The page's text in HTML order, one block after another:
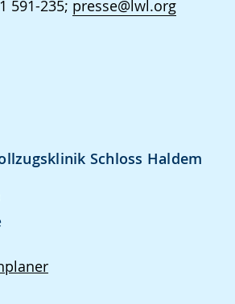
591-235; presse@lwl.org
Schloss Haldem